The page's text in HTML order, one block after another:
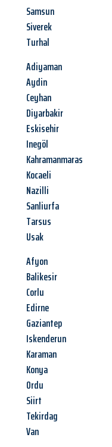
Samsun
Siverek
Turhal
Adiyaman
Aydin
Ceyhan
Diyarbakir
Eskisehir
Inegöl
Kahramanmaras
Kocaeli
Nazilli
Sanliurfa
Tarsus
Usak
Afyon
Balikesir
Corlu
Edirne
Gaziantep
Iskenderun
Karaman
Konya
Ordu
Siirt
Tekirdag
Van